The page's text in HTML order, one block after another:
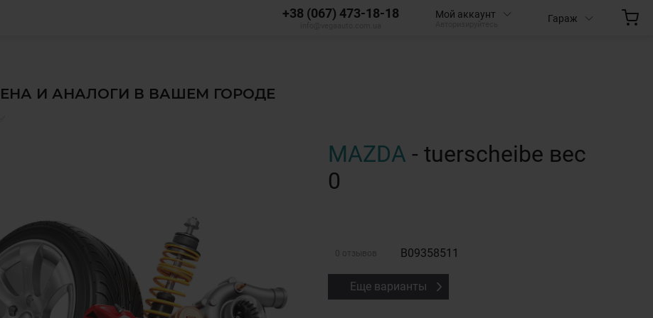
+38 (067) 473-18-18 Мой аккаунт Гараж
ЦЕНА И АНАЛОГИ В ВАШЕМ ГОРОДЕ
MAZDA - tuerscheibe вес
0
0 отзывов B09358511
Еще варианты